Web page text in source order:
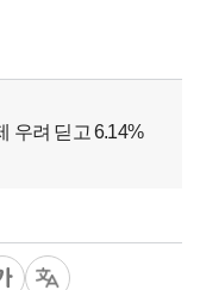
우려 딛고 6.14%